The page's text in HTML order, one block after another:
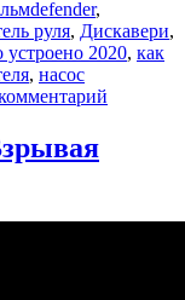
Метки
defender,
руля, Дискавери,
устроено 2020, как
, насос
Как